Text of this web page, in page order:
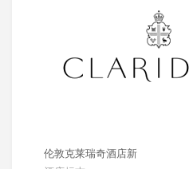
伦敦克莱瑞奇酒店新